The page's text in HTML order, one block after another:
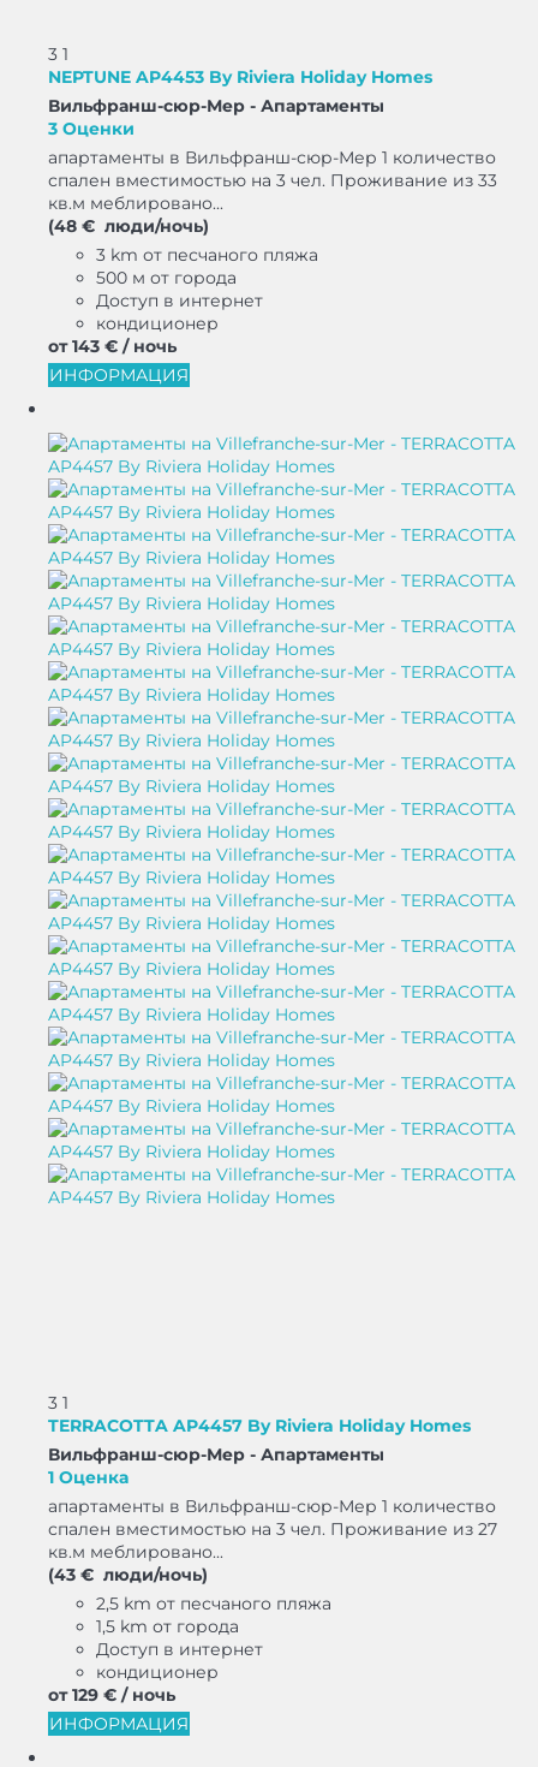
3 1
NEPTUNE AP4453 By Riviera Holiday Homes
Вильфранш-сюр-Мер - Апартаменты
3 Оценки
апартаменты в Вильфранш-сюр-Мер 1 количество
спален вместимостью на 3 чел. Проживание из 33
кв.м меблировано...
(48 € люди/ночь)
3 km от песчаного пляжа
500 м от города
Доступ в интернет
кондиционер
от 143 € / ночь
ИНФОРМАЦИЯ
3 1
TERRACOTTA AP4457 By Riviera Holiday Homes
Вильфранш-сюр-Мер - Апартаменты
1 Оценка
апартаменты в Вильфранш-сюр-Мер 1 количество
спален вместимостью на 3 чел. Проживание из 27
кв.м меблировано...
(43 € люди/ночь)
2,5 km от песчаного пляжа
1,5 km от города
Доступ в интернет
кондиционер
от 129 € / ночь
ИНФОРМАЦИЯ